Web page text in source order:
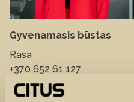
Gyvenamasis būstas
Rasa
+370 652 61 127